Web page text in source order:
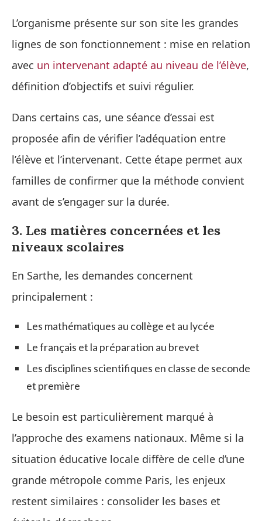
L’organisme présente sur son site les grandes
lignes de son fonctionnement : mise en relation
avec un intervenant adapté au niveau de l’élève,
définition d’objectifs et suivi régulier.
Dans certains cas, une séance d’essai est
proposée afin de vérifier l’adéquation entre
l’élève et l’intervenant. Cette étape permet aux
familles de confirmer que la méthode convient
avant de s’engager sur la durée.
3. Les matières concernées et les
niveaux scolaires
En Sarthe, les demandes concernent
principalement :
Les mathématiques au collège et au lycée
Le français et la préparation au brevet
Les disciplines scientifiques en classe de seconde
et première
Le besoin est particulièrement marqué à
l’approche des examens nationaux. Même si la
situation éducative locale diffère de celle d’une
grande métropole comme Paris, les enjeux
restent similaires : consolider les bases et